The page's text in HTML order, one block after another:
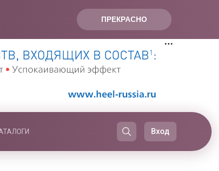
ПРЕКРАСНО
Вход